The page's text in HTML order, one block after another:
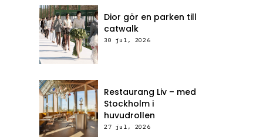
Dior gör en parken till
catwalk
30 jul, 2026
Restaurang Liv – med
Stockholm i
huvudrollen
27 jul, 2026